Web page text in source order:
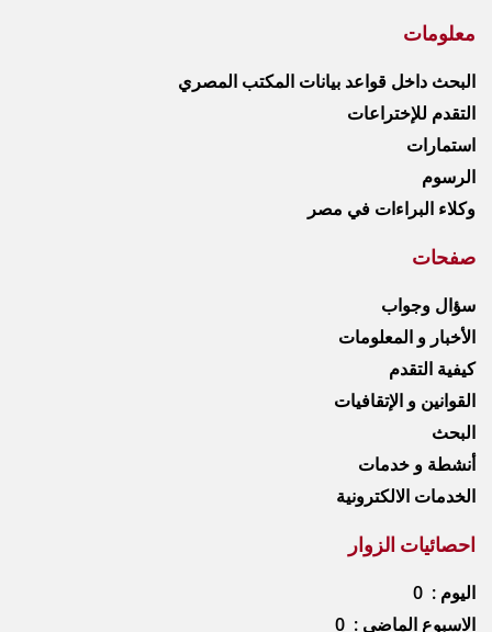
معلومات
البحث داخل قواعد بيانات المكتب المصري
التقدم للإختراعات
استمارات
الرسوم
وكلاء البراءات في مصر
صفحات
سؤال وجواب
الأخبار و المعلومات
كيفية التقدم
القوانين و الإتقافيات
البحث
أنشطة و خدمات
الخدمات الالكترونية
احصائيات الزوار
اليوم : 0
الاسبوع الماضي : 0